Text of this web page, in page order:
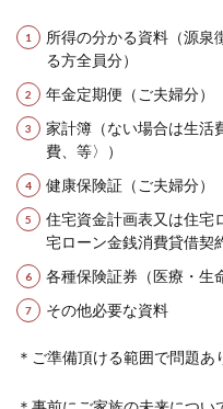
所得の分かる資料（源泉
る方全員分）
年金定期便（ご夫婦分）
家計簿（ない場合は生活
費、等〉）
健康保険証（ご夫婦分）
住宅資金計画表又は住宅
宅ローン金銭消費貸借契
各種保険証券（医療・生
その他必要な資料
＊ご準備頂ける範囲で問題あ